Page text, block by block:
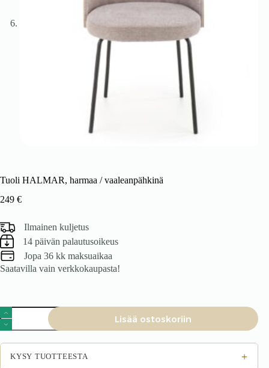
Tuoli HALMAR, harmaa / vaaleanpähkinä
249 €
Ilmainen kuljetus
14 päivän palautusoikeus
Jopa 36 kk maksuaikaa
Saatavilla vain verkkokaupasta!
Tuoli
HALMAR,
harmaa
/
vaaleanpähkinä
määrä
Lisää ostoskoriin
KYSY TUOTTEESTA +